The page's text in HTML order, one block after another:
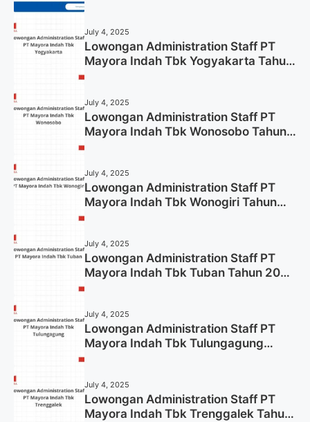
July 4, 2025
Lowongan Administration Staff PT
Mayora Indah Tbk Yogyakarta Tahun
July 4, 2025
Lowongan Administration Staff PT
Mayora Indah Tbk Wonosobo Tahun
July 4, 2025
Lowongan Administration Staff PT
Mayora Indah Tbk Wonogiri Tahun
July 4, 2025
Lowongan Administration Staff PT
Mayora Indah Tbk Tuban Tahun 2025
July 4, 2025
Lowongan Administration Staff PT
Mayora Indah Tbk Tulungagung
July 4, 2025
Lowongan Administration Staff PT
Mayora Indah Tbk Trenggalek Tahun